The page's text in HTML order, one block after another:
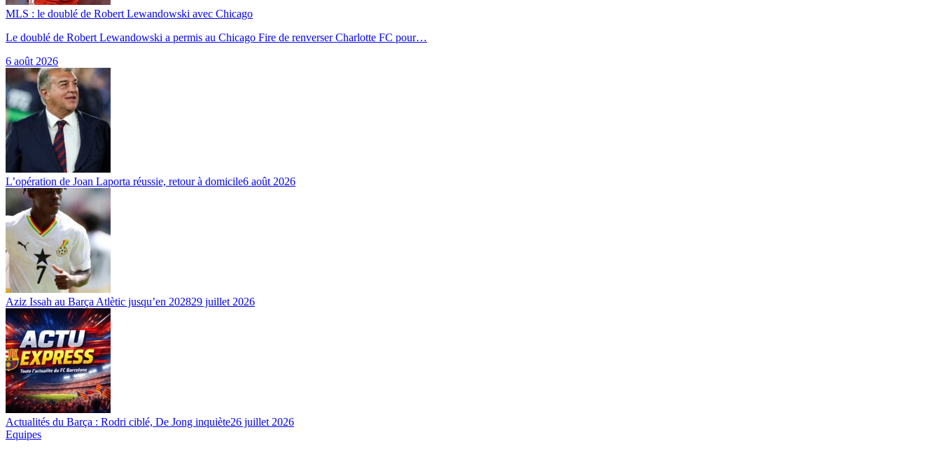
MLS : le doublé de Robert Lewandowski avec Chicago
Le doublé de Robert Lewandowski a permis au Chicago Fire de renverser Charlotte FC pour…
6 août 2026
L’opération de Joan Laporta réussie, retour à domicile6 août 2026
Aziz Issah au Barça Atlètic jusqu’en 202829 juillet 2026
Actualités du Barça : Rodri ciblé, De Jong inquiète26 juillet 2026
Equipes